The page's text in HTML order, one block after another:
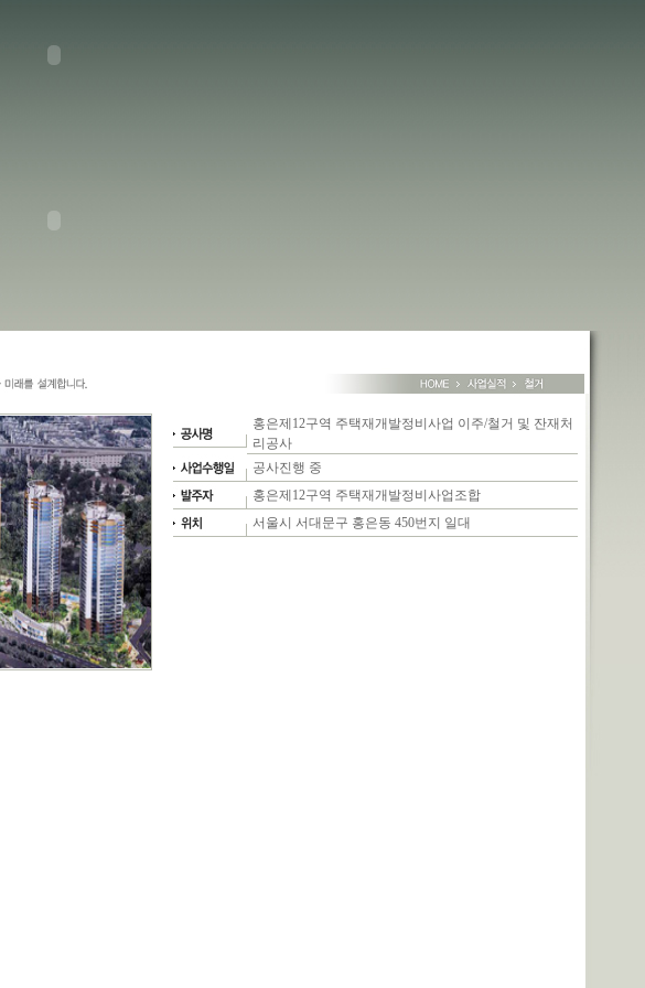
홍은제12구역 주택재개발정비사업 이주/철거 및 잔재처
리공사
공사진행 중
홍은제12구역 주택재개발정비사업조합
서울시 서대문구 홍은동 450번지 일대